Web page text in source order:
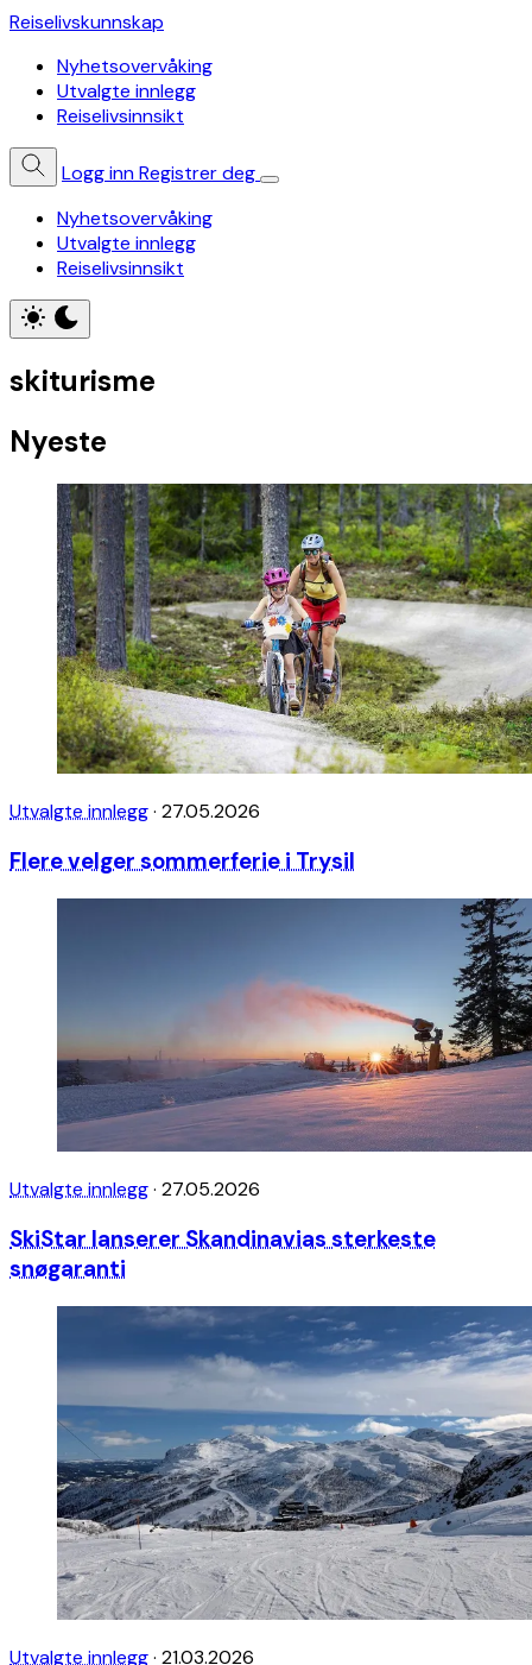
Reiselivskunnskap
Nyhetsovervåking
Utvalgte innlegg
Reiselivsinnsikt
Logg innRegistrer deg
Nyhetsovervåking
Utvalgte innlegg
Reiselivsinnsikt
skiturisme
Nyeste
Utvalgte innlegg· 27.05.2026
Flere velger sommerferie i Trysil
Utvalgte innlegg· 27.05.2026
SkiStar lanserer Skandinavias sterkeste
snøgaranti
Utvalgte innlegg· 21.03.2026